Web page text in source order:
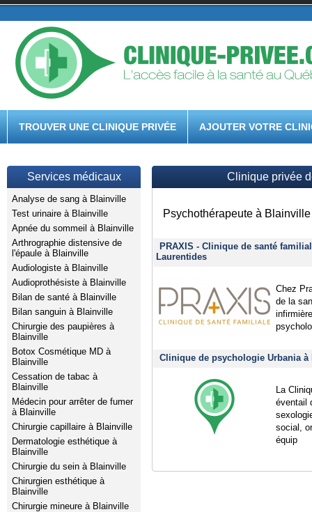
TROUVER UNE CLINIQUE PRIVÉE AJOUTER VOTRE
Services médicaux
Analyse de sang à Blainville
Test urinaire à Blainville
Apnée du sommeil à Blainville
Arthrographie distensive de
l'épaule à Blainville
Audiologiste à Blainville
Audioprothésiste à Blainville
Bilan de santé à Blainville
Bilan sanguin à Blainville
Chirurgie des paupières à
Blainville
Botox Cosmétique MD à
Blainville
Cessation de tabac à
Blainville
Médecin pour arrêter de fumer
à Blainville
Chirurgie capillaire à Blainville
Dermatologie esthétique à
Blainville
Chirurgie du sein à Blainville
Chirurgien esthétique à
Blainville
Chirurgie mineure à Blainville
Clinique privée
Psychothérapeute à
PRAXIS - Clinique de santé
Laurentides
Chez
de la
Clinique de psychologie Urbania
La
éventail
social,
équip